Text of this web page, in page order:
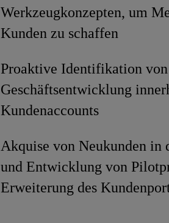
Werkzeugkonzepten, um
Kunden zu schaffen
Proaktive Identifikation von
Geschäftsentwicklung
Kundenaccounts
Akquise von Neukunden in
und Entwicklung von
Erweiterung des